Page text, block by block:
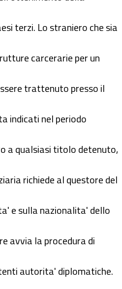
terzi. Lo straniero che sia
carcerarie per un
trattenuto presso il
indicati nel periodo
a qualsiasi titolo detenuto,
richiede al questore del
e sulla nazionalita' dello
avvia la procedura di
autorita' diplomatiche.